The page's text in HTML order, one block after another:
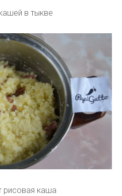
в тыкве
рисовая каша